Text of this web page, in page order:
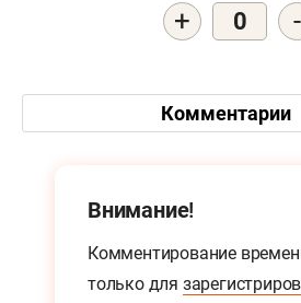
+ 0 -
Комментарии
Внимание!
Комментирование
только для